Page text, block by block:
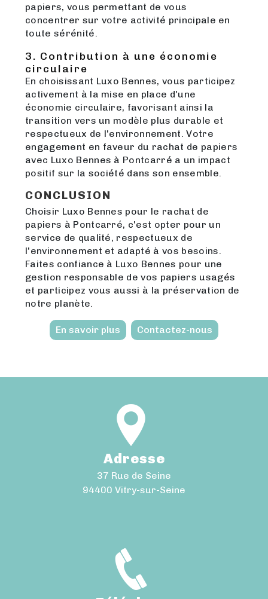
papiers, vous permettant de vous
concentrer sur votre activité principale en
toute sérénité.
3. Contribution à une économie
circulaire
En choisissant Luxo Bennes, vous participez
activement à la mise en place d'une
économie circulaire, favorisant ainsi la
transition vers un modèle plus durable et
respectueux de l'environnement. Votre
engagement en faveur du rachat de papiers
avec Luxo Bennes à Pontcarré a un impact
positif sur la société dans son ensemble.
CONCLUSION
Choisir Luxo Bennes pour le rachat de
papiers à Pontcarré, c'est opter pour un
service de qualité, respectueux de
l'environnement et adapté à vos besoins.
Faites confiance à Luxo Bennes pour une
gestion responsable de vos papiers usagés
et participez vous aussi à la préservation de
notre planète.
En savoir plus Contactez-nous
Adresse
37 Rue de Seine
94400 Vitry-sur-Seine